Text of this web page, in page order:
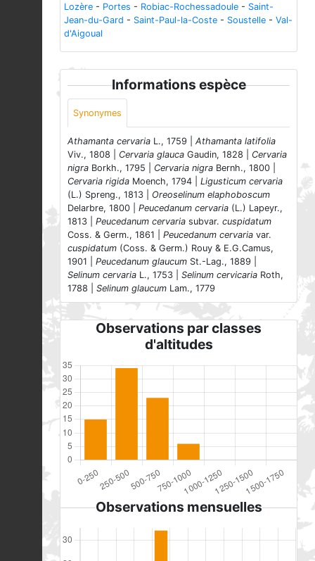
Lozère - Portes - Robiac-Rochessadoule - Saint-
Jean-du-Gard - Saint-Paul-la-Coste - Soustelle - Val-
d'Aigoual
Informations espèce
Synonymes
Athamanta cervaria L., 1759 | Athamanta latifolia
Viv., 1808 | Cervaria glauca Gaudin, 1828 | Cervaria
nigra Borkh., 1795 | Cervaria nigra Bernh., 1800 |
Cervaria rigida Moench, 1794 | Ligusticum cervaria
(L.) Spreng., 1813 | Oreoselinum elaphoboscum
Delarbre, 1800 | Peucedanum cervaria (L.) Lapeyr.,
1813 | Peucedanum cervaria subvar. cuspidatum
Coss. & Germ., 1861 | Peucedanum cervaria var.
cuspidatum (Coss. & Germ.) Rouy & E.G.Camus,
1901 | Peucedanum glaucum St.-Lag., 1889 |
Selinum cervaria L., 1753 | Selinum cervicaria Roth,
1788 | Selinum glaucum Lam., 1779
Observations par classes
d'altitudes
Observations mensuelles